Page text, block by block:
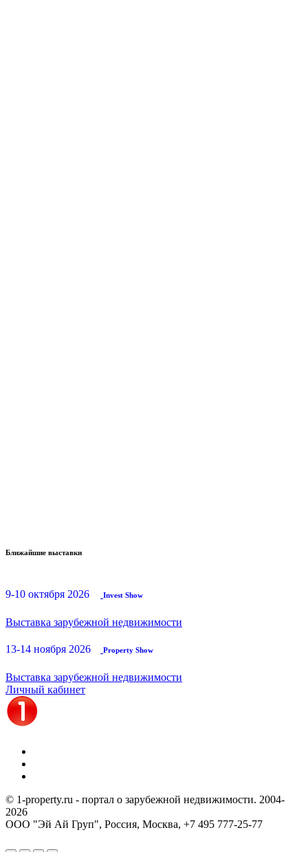
Ближайшие выставки
9-10 октября 2026 Invest Show
Выставка зарубежной недвижимости
13-14 ноября 2026 Property Show
Выставка зарубежной недвижимости
Личный кабинет
© 1-property.ru - портал о зарубежной недвижимости. 2004-
2026
ООО "Эй Ай Груп", Россия, Москва, +7 495 777-25-77